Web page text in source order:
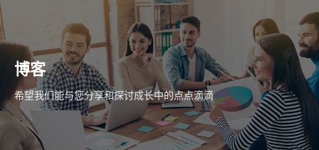
博客
希望我们能与您分享和探讨成长中的点点滴滴